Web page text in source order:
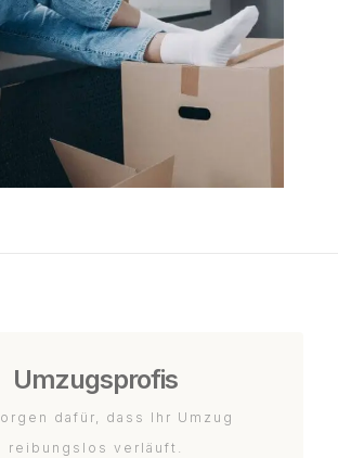
Umzugsprofis
dafür, dass Ihr Umzug
reibungslos verläuft.